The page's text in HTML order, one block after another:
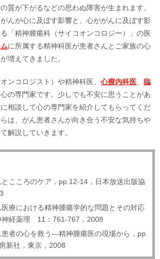
質が下がるなどの思わぬ障害が生まれます。
んが心に及ぼす影響と、心ががんに及ぼす影
「精神腫瘍科（サイコオンコロジー）」の医
に所属する精神科医が患者さんとご家族の心
増えてきました。
ンコロジスト）や精神科医、 心療内科医
臨
の専門家です。少しでも不安に思うことがあ
相談して心の専門家を紹介してもらってくだ
は、がん患者さんが向き合う不安な気持ちや
解説していきます。
こころのケア，pp.12-14，日本放送出版協
療における精神腫瘍学的な問題とその対応
経薬理 11：761-767，2008
者の心を救う―精神腫瘍医の現場から，pp.
新社，東京，2008